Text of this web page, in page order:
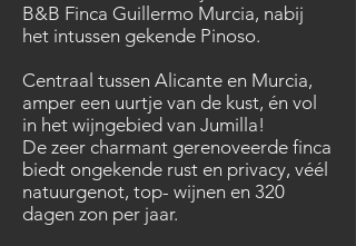
B&B Finca Guillermo Murcia, nabij
het intussen gekende Pinoso.
Centraal tussen Alicante en Murcia,
amper een uurtje van de kust, én vol
in het wijngebied van Jumilla!
De zeer charmant gerenoveerde finca
biedt ongekende rust en privacy, véél
natuurgenot, top- wijnen en 320
dagen zon per jaar.